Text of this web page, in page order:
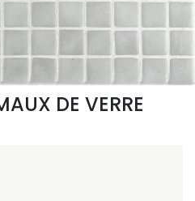
DE VERRE